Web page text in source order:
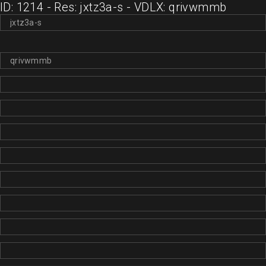
ID: 1214 - Res: jxtz3a-s - VDLX: qrivwmmb